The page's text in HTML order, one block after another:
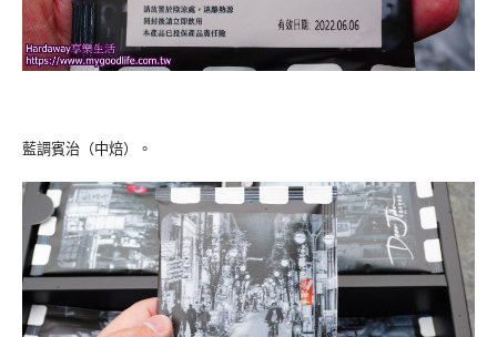
藍調賓治（中焙）。